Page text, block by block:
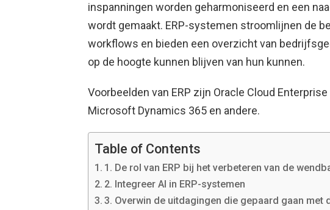
inspanningen worden geharmoniseerd en een
wordt gemaakt. ERP-systemen stroomlijnen de
workflows en bieden een overzicht van
op de hoogte kunnen blijven van hun kunnen.
Voorbeelden van ERP zijn Oracle Cloud
Microsoft Dynamics 365 en andere.
Table of Contents
1. De rol van ERP bij het verbeteren van de
2. Integreer AI in ERP-systemen
3. Overwin de uitdagingen die gepaard gaan met